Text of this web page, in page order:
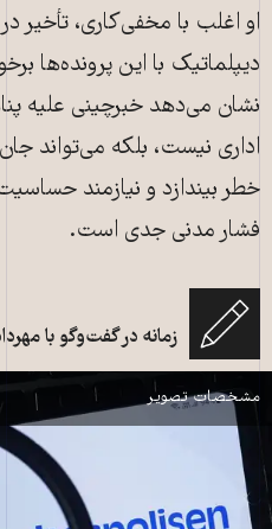
او اغلب با مخفی‌کاری، تأخیر
دیپلماتیک با این پرونده‌ها
نشان می‌دهد خبرچینی علیه
اداری نیست، بلکه می‌تواند جان
خطر بیندازد و نیازمند
فشار مدنی جدی است.
زمانه در گفت‌وگو با
نمایش
مشخصات تصویر
shutterstock